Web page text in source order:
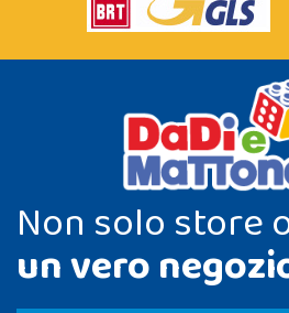
Non solo store
un vero